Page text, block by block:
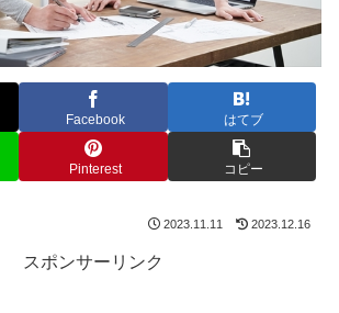
Facebook はてブ
Pinterest コピー
2023.11.11 2023.12.16
スポンサーリンク